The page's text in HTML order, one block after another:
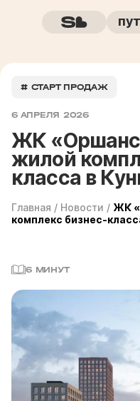
# СТАРТ ПРОДАЖ
6 АПРЕЛЯ 2026
ЖК
жилой
класса в
Главная / Новости / ЖК
комплекс бизнес-
6 МИНУТ